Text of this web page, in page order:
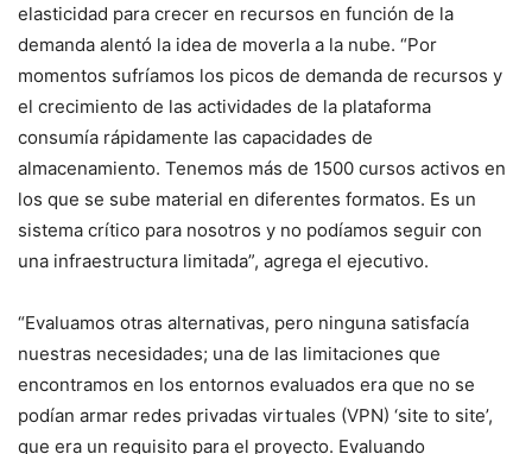
elasticidad para crecer en recursos en función de la
demanda alentó la idea de moverla a la nube. “Por
momentos sufríamos los picos de demanda de recursos y
el crecimiento de las actividades de la plataforma
consumía rápidamente las capacidades de
almacenamiento. Tenemos más de 1500 cursos activos en
los que se sube material en diferentes formatos. Es un
sistema crítico para nosotros y no podíamos seguir con
una infraestructura limitada”, agrega el ejecutivo.
“Evaluamos otras alternativas, pero ninguna satisfacía
nuestras necesidades; una de las limitaciones que
encontramos en los entornos evaluados era que no se
podían armar redes privadas virtuales (VPN) ‘site to site’,
que era un requisito para el proyecto. Evaluando